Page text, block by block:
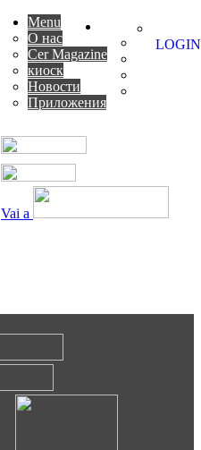
Vai a
Menu
О нас
Cer Magazine
киоск
Новости
Приложения
LOGIN